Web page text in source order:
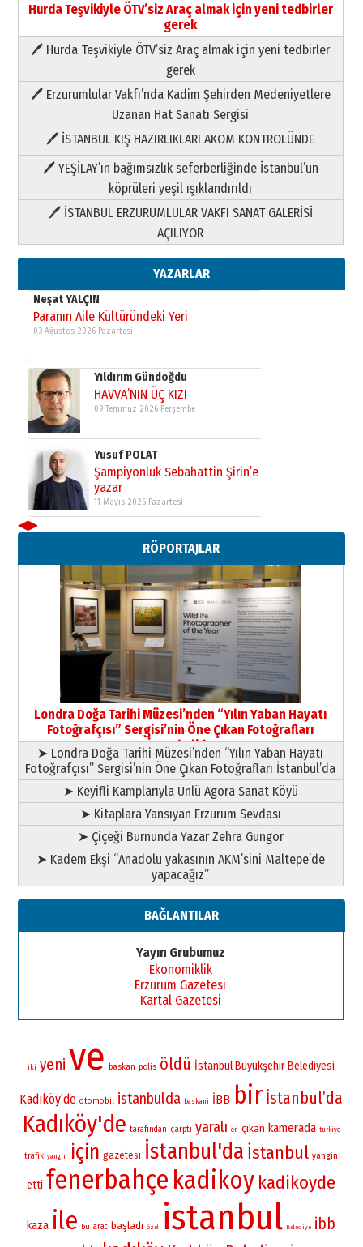
Hurda Teşvikiyle ÖTV’siz Araç almak için yeni tedbirler
gerek
🖊 Hurda Teşvikiyle ÖTV’siz Araç almak için yeni tedbirler
gerek
🖊 Erzurumlular Vakfı’nda Kadim Şehirden Medeniyetlere
Uzanan Hat Sanatı Sergisi
🖊 İSTANBUL KIŞ HAZIRLIKLARI AKOM KONTROLÜNDE
🖊 YEŞİLAY’ın bağımsızlık seferberliğinde İstanbul’un
köprüleri yeşil ışıklandırıldı
🖊 İSTANBUL ERZURUMLULAR VAKFI SANAT GALERİSİ
AÇILIYOR
YAZARLAR
Paranın Aile Kültüründeki Yeri
03 Ağustos 2026 Pazartesi
Yıldırım Gündoğdu
HAVVA’NIN ÜÇ KIZI
09 Temmuz 2026 Perşembe
Yusuf POLAT
Şampiyonluk Sebahattin Şirin’e
11 Mayıs 2026 Pazartesi
Neşat YALÇIN
Paranın Aile Kültüründeki Yeri
03 Ağustos 2026 Pazartesi
Yıldırım Gündoğdu
HAVVA’NIN ÜÇ KIZI
09 Temmuz 2026 Perşembe
Yusuf POLAT
Şampiyonluk Sebahattin Şirin’e
yazar
11 Mayıs 2026 Pazartesi
Neşat YALÇIN
Paranın Aile Kültüründeki Yeri
03 Ağustos 2026 Pazartesi
Yıldırım Gündoğdu
HAVVA’NIN ÜÇ KIZI
09 Temmuz 2026 Perşembe
Yusuf POLAT
Şampiyonluk Sebahattin Şirin’e
yazar
11 Mayıs 2026 Pazartesi
◀▶
RÖPORTAJLAR
Londra Doğa Tarihi Müzesi’nden “Yılın Yaban Hayatı
Fotoğrafçısı” Sergisi’nin Öne Çıkan Fotoğrafları
İstanbul’da
➤ Londra Doğa Tarihi Müzesi’nden “Yılın Yaban Hayatı
Fotoğrafçısı” Sergisi’nin Öne Çıkan Fotoğrafları İstanbul’da
➤ Keyifli Kamplarıyla Ünlü Agora Sanat Köyü
➤ Kitaplara Yansıyan Erzurum Sevdası
➤ Çiçeği Burnunda Yazar Zehra Güngör
➤ Kadem Ekşi “Anadolu yakasının AKM’sini Maltepe’de
yapacağız”
BAĞLANTILAR
Yayın Grubumuz
Ekonomiklik
Erzurum Gazetesi
Kartal Gazetesi
iki yeni ve baskan polis öldü İstanbul Büyükşehir Belediyesi
Kadıköy’de otomobil istanbulda baskani İBB birİstanbul’da
Kadıköy'de tarafından çarptı yaralı en çıkan kamerada turkiye
trafik yangın için gazetesi İstanbul'da İstanbul yangin
etti fenerbahçe kadikoy kadikoyde
kaza ile bu arac başladı özel istanbul Belediye ibb